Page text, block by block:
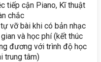
tiếp cận Piano, Kĩ thuật
chắc
vỡ bài khi có bản nhạc
và học phí (kết thúc
đương với trình độ học
trung tâm)